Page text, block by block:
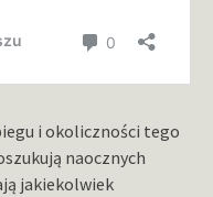
i okoliczności tego
naocznych
jakiekolwiek